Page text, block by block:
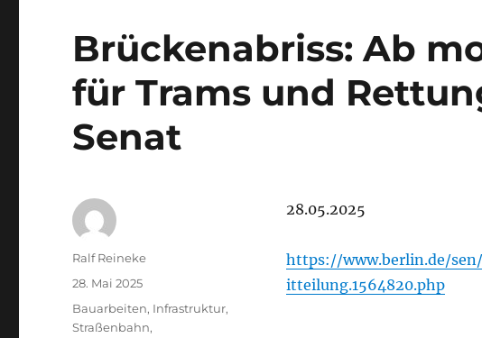
Brückenabriss: Ab
für Trams und
Senat
28.05.2025
https://www.berlin.de/
itteilung.1564820.php
Autor
Ralf Reineke
Veröffentlicht
28. Mai 2025
Kategorien
Bauarbeiten, Infrastruktur,
Straßenbahn,